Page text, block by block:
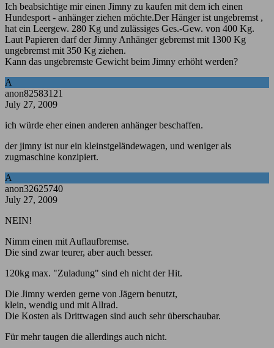
Ich beabsichtige mir einen Jimny zu kaufen mit dem ich einen
Hundesport - anhänger ziehen möchte.Der Hänger ist ungebremst ,
hat ein Leergew. 280 Kg und zulässiges Ges.-Gew. von 400 Kg.
Laut Papieren darf der Jimny Anhänger gebremst mit 1300 Kg
ungebremst mit 350 Kg ziehen.
Kann das ungebremste Gewicht beim Jimny erhöht werden?
A
anon82583121
July 27, 2009
ich würde eher einen anderen anhänger beschaffen.
der jimny ist nur ein kleinstgeländewagen, und weniger als
zugmaschine konzipiert.
A
anon32625740
July 27, 2009
NEIN!
Nimm einen mit Auflaufbremse.
Die sind zwar teurer, aber auch besser.
120kg max. "Zuladung" sind eh nicht der Hit.
Die Jimny werden gerne von Jägern benutzt,
klein, wendig und mit Allrad.
Die Kosten als Drittwagen sind auch sehr überschaubar.
Für mehr taugen die allerdings auch nicht.